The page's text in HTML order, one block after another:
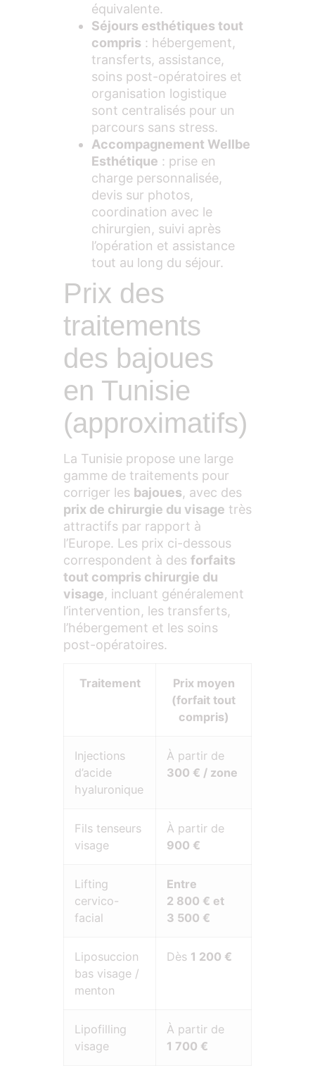
équivalente.
Séjours esthétiques tout
compris : hébergement,
transferts, assistance,
soins post-opératoires et
organisation logistique
sont centralisés pour un
parcours sans stress.
Accompagnement Wellbe
Esthétique : prise en
charge personnalisée,
devis sur photos,
coordination avec le
chirurgien, suivi après
l’opération et assistance
tout au long du séjour.
Prix des
traitements
des bajoues
en Tunisie
(approximatifs)
La Tunisie propose une large
gamme de traitements pour
corriger les bajoues, avec des
prix de chirurgie du visage très
attractifs par rapport à
l’Europe. Les prix ci-dessous
correspondent à des forfaits
tout compris chirurgie du
visage, incluant généralement
l’intervention, les transferts,
l’hébergement et les soins
post-opératoires.
Traitement
Prix moyen
(forfait tout
compris)
Injections
d’acide
hyaluronique
À partir de
300 € / zone
Fils tenseurs
visage
À partir de
900 €
Lifting
cervico-
facial
Entre
2 800 € et
3 500 €
Liposuccion
bas visage /
menton
Dès 1 200 €
Lipofilling
visage
À partir de
1 700 €